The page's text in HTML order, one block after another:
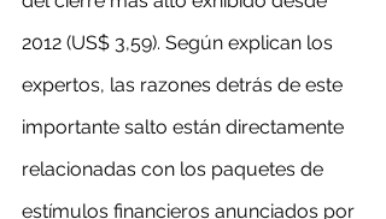
2012 (US$ 3,59). Según explican los
expertos, las razones detrás de este
importante salto están directamente
relacionadas con los paquetes de
estímulos financieros anunciados por